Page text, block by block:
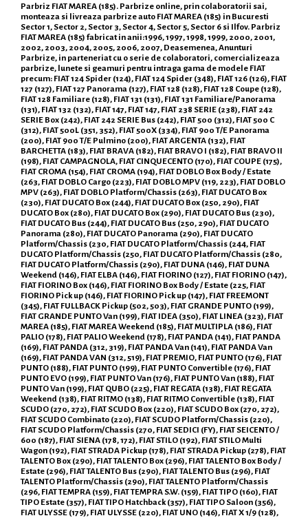
Parbriz FIAT MAREA (185). Parbrize online, prin colaboratorii sai,
monteaza si livreaza parbrize auto FIAT MAREA (185) in Bucuresti
Sector 1, Sector 2, Sector 3, Sector 4, Sector 5, Sector 6 si Ilfov. Parbriz
FIAT MAREA (185) fabricat in anii:1996, 1997, 1998, 1999, 2000, 2001,
2002, 2003, 2004, 2005, 2006, 2007, Deasemenea, Anunturi
Parbrize, in parteneriat cu o serie de colaboratori, comercializeaza
parbrize, lunete si geamuri pentru intraga gama de modele FIAT
precum: FIAT 124 Spider (124), FIAT 124 Spider (348), FIAT 126 (126), FIAT
127 (127), FIAT 127 Panorama (127), FIAT 128 (128), FIAT 128 Coupe (128),
FIAT 128 Familiare (128), FIAT 131 (131), FIAT 131 Familiare/Panorama
(131), FIAT 132 (132), FIAT 147, FIAT 147, FIAT 238 SERIE (238), FIAT 242
SERIE Box (242), FIAT 242 SERIE Bus (242), FIAT 500 (312), FIAT 500 C
(312), FIAT 500L (351, 352), FIAT 500X (334), FIAT 900 T/E Panorama
(200), FIAT 900 T/E Pulmino (200), FIAT ARGENTA (132), FIAT
BARCHETTA (183), FIAT BRAVA (182), FIAT BRAVO I (182), FIAT BRAVO II
(198), FIAT CAMPAGNOLA, FIAT CINQUECENTO (170), FIAT COUPE (175),
FIAT CROMA (154), FIAT CROMA (194), FIAT DOBLO Box Body / Estate
(263, FIAT DOBLO Cargo (223), FIAT DOBLO MPV (119, 223), FIAT DOBLO
MPV (263), FIAT DOBLO Platform/Chassis (263), FIAT DUCATO Box
(230), FIAT DUCATO Box (244), FIAT DUCATO Box (250, 290), FIAT
DUCATO Box (280), FIAT DUCATO Box (290), FIAT DUCATO Bus (230),
FIAT DUCATO Bus (244), FIAT DUCATO Bus (250, 290), FIAT DUCATO
Panorama (280), FIAT DUCATO Panorama (290), FIAT DUCATO
Platform/Chassis (230, FIAT DUCATO Platform/Chassis (244, FIAT
DUCATO Platform/Chassis (250, FIAT DUCATO Platform/Chassis (280,
FIAT DUCATO Platform/Chassis (290), FIAT DUNA (146), FIAT DUNA
Weekend (146), FIAT ELBA (146), FIAT FIORINO (127), FIAT FIORINO (147),
FIAT FIORINO Box (146), FIAT FIORINO Box Body / Estate (225, FIAT
FIORINO Pick up (146), FIAT FIORINO Pick up (147), FIAT FREEMONT
(345), FIAT FULLBACK Pickup (502, 503), FIAT GRANDE PUNTO (199),
FIAT GRANDE PUNTO Van (199), FIAT IDEA (350), FIAT LINEA (323), FIAT
MAREA (185), FIAT MAREA Weekend (185), FIAT MULTIPLA (186), FIAT
PALIO (178), FIAT PALIO Weekend (178), FIAT PANDA (141), FIAT PANDA
(169), FIAT PANDA (312, 319), FIAT PANDA Van (141), FIAT PANDA Van
(169), FIAT PANDA VAN (312, 519), FIAT PREMIO, FIAT PUNTO (176), FIAT
PUNTO (188), FIAT PUNTO (199), FIAT PUNTO Convertible (176), FIAT
PUNTO EVO (199), FIAT PUNTO Van (176), FIAT PUNTO Van (188), FIAT
PUNTO Van (199), FIAT QUBO (225), FIAT REGATA (138), FIAT REGATA
Weekend (138), FIAT RITMO (138), FIAT RITMO Convertible (138), FIAT
SCUDO (270, 272), FIAT SCUDO Box (220), FIAT SCUDO Box (270, 272),
FIAT SCUDO Combinato (220), FIAT SCUDO Platform/Chassis (220),
FIAT SCUDO Platform/Chassis (270, FIAT SEDICI (FY), FIAT SEICENTO /
600 (187), FIAT SIENA (178, 172), FIAT STILO (192), FIAT STILO Multi
Wagon (192), FIAT STRADA Pickup (178), FIAT STRADA Pickup (278), FIAT
TALENTO Box (290), FIAT TALENTO Box (296), FIAT TALENTO Box Body /
Estate (296), FIAT TALENTO Bus (290), FIAT TALENTO Bus (296), FIAT
TALENTO Platform/Chassis (290), FIAT TALENTO Platform/Chassis
(296, FIAT TEMPRA (159), FIAT TEMPRA S.W. (159), FIAT TIPO (160), FIAT
TIPO Estate (357), FIAT TIPO Hatchback (357), FIAT TIPO Saloon (356),
FIAT ULYSSE (179), FIAT ULYSSE (220), FIAT UNO (146), FIAT X 1/9 (128),